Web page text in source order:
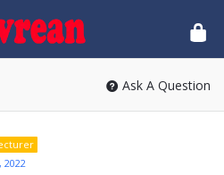
Ask A Question
2022